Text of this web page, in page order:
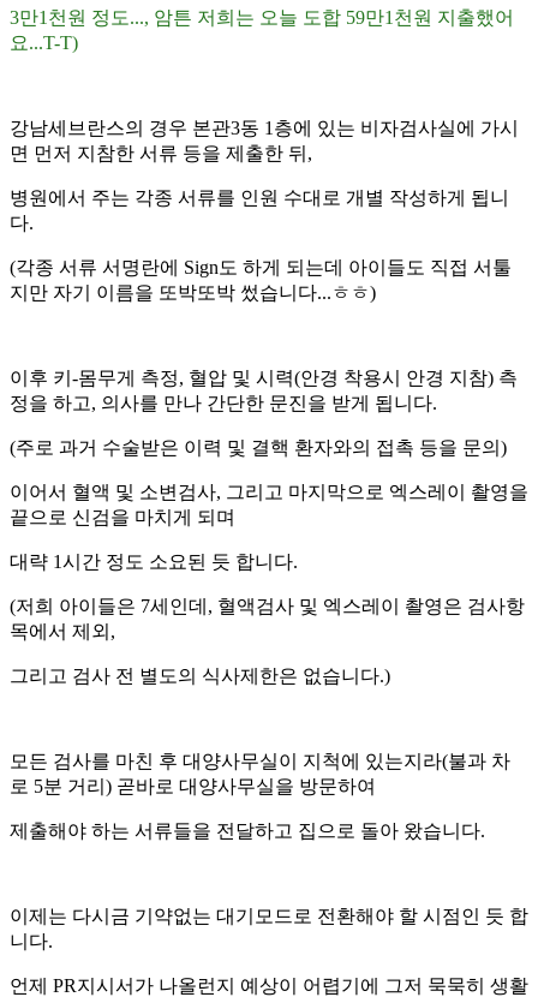
3만1천원 정도..., 암튼 저희는 오늘 도합 59만1천원 지출했어
요...T-T)
강남세브란스의 경우 본관3동 1층에 있는 비자검사실에 가시
면 먼저 지참한 서류 등을 제출한 뒤,
병원에서 주는 각종 서류를 인원 수대로 개별 작성하게 됩니
다.
(각종 서류 서명란에 Sign도 하게 되는데 아이들도 직접 서툴
지만 자기 이름을 또박또박 썼습니다...ㅎㅎ)
이후 키-몸무게 측정, 혈압 및 시력(안경 착용시 안경 지참) 측
정을 하고, 의사를 만나 간단한 문진을 받게 됩니다.
(주로 과거 수술받은 이력 및 결핵 환자와의 접촉 등을 문의)
이어서 혈액 및 소변검사, 그리고 마지막으로 엑스레이 촬영을
끝으로 신검을 마치게 되며
대략 1시간 정도 소요된 듯 합니다.
(저희 아이들은 7세인데, 혈액검사 및 엑스레이 촬영은 검사항
목에서 제외,
그리고 검사 전 별도의 식사제한은 없습니다.)
모든 검사를 마친 후 대양사무실이 지척에 있는지라(불과 차
로 5분 거리) 곧바로 대양사무실을 방문하여
제출해야 하는 서류들을 전달하고 집으로 돌아 왔습니다.
이제는 다시금 기약없는 대기모드로 전환해야 할 시점인 듯 합
니다.
언제 PR지시서가 나올런지 예상이 어렵기에 그저 묵묵히 생활